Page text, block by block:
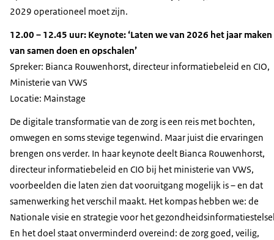
2029 operationeel moet zijn.
12.00 – 12.45 uur: Keynote: ‘Laten we van 2026 het jaar maken
van samen doen en opschalen’
Spreker: Bianca Rouwenhorst, directeur informatiebeleid en CIO,
Ministerie van VWS
Locatie: Mainstage
De digitale transformatie van de zorg is een reis met bochten,
omwegen en soms stevige tegenwind. Maar juist die ervaringen
brengen ons verder. In haar keynote deelt Bianca Rouwenhorst,
directeur informatiebeleid en CIO bij het ministerie van VWS,
voorbeelden die laten zien dat vooruitgang mogelijk is – en dat
samenwerking het verschil maakt. Het kompas hebben we: de
Nationale visie en strategie voor het
En het doel staat onverminderd overeind: de zorg goed, veilig,